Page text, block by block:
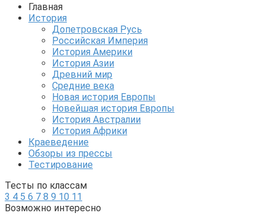
Главная
История
Допетровская Русь
Российская Империя
История Америки
История Азии
Древний мир
Средние века
Новая история Европы
Новейшая история Европы
История Австралии
История Африки
Краеведение
Обзоры из прессы
Тестирование
Тесты по классам
3 4 5 6 7 8 9 10 11
Возможно интересно